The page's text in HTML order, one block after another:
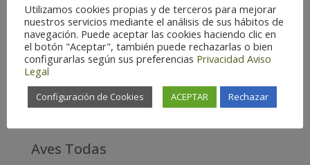
Categories
Alta
Alta Montaña
Aves Todas
Utilizamos cookies propias y de terceros para mejorar
nuestros servicios mediante el análisis de sus hábitos de
navegación. Puede aceptar las cookies haciendo clic en
el botón "Aceptar", también puede rechazarlas o bien
configurarlas según sus preferencias Privacidad Aviso
Legal
Configuración de Cookies ACEPTAR Rechazar